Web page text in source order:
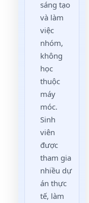
sáng tạo
và làm
việc
nhóm,
không
học
thuộc
máy
móc.
Sinh
viên
được
tham gia
nhiều dự
án thực
tế, làm